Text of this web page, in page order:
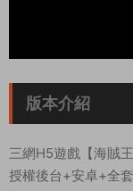
版本介紹
三網H5遊戲【海賊
授權後台+安卓+全